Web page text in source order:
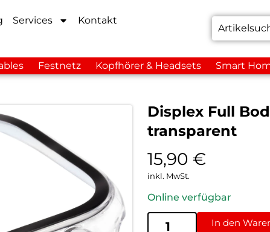
Services
Kontakt
Festnetz Kopfhörer & Headsets Smart
Displex Full
transparent
15,90 €
inkl. MwSt.
Online verfügbar
In den